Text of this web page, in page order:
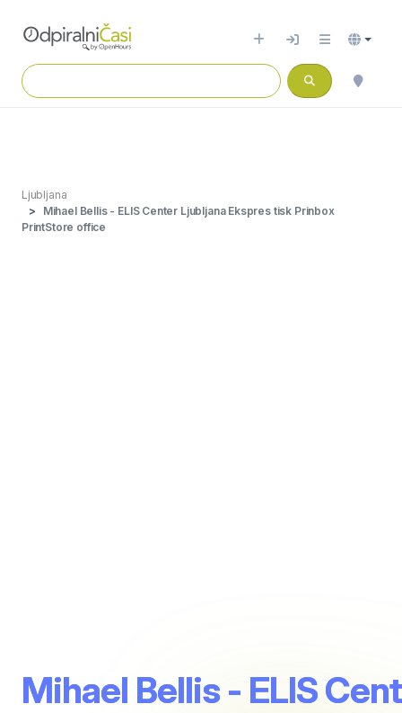
Ljubljana
Mihael Bellis - ELIS Center Ljubljana Ekspres tisk Prinbox
PrintStore office
Mihael Bellis - ELIS